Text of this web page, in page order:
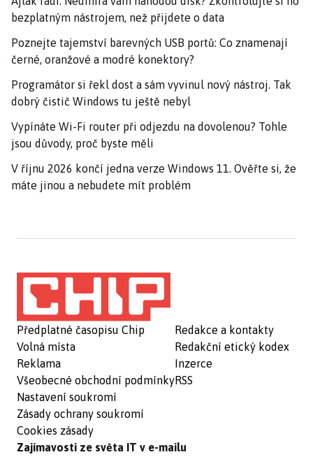
bezplatným nástrojem, než přijdete o data
Poznejte tajemství barevných USB portů: Co znamenají
černé, oranžové a modré konektory?
Programátor si řekl dost a sám vyvinul nový nástroj. Tak
dobrý čistič Windows tu ještě nebyl
Vypínáte Wi-Fi router při odjezdu na dovolenou? Tohle
jsou důvody, proč byste měli
V říjnu 2026 končí jedna verze Windows 11. Ověřte si, že
máte jinou a nebudete mít problém
Předplatné časopisu Chip
Volná místa
Reklama
Všeobecné obchodní podmínky
Nastavení soukromí
Zásady ochrany soukromí
Cookies zásady
Redakce a kontakty
Redakční etický kodex
Inzerce
RSS
Zajímavosti ze světa IT v e-mailu